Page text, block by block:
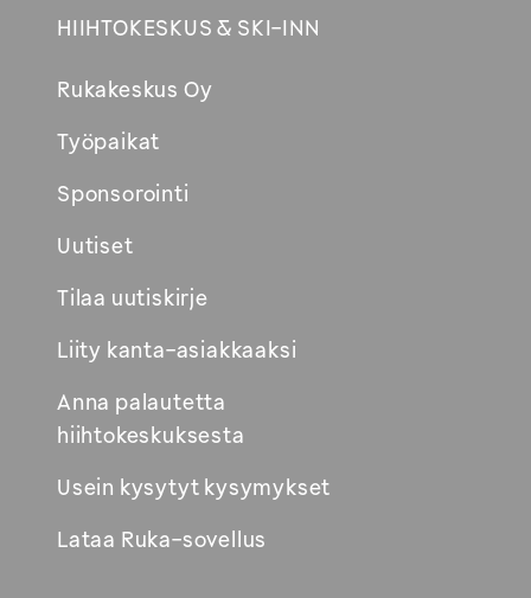
HIIHTOKESKUS & SKI-INN
Rukakeskus Oy
Työpaikat
Sponsorointi
Uutiset
Tilaa uutiskirje
Liity kanta-asiakkaaksi
Anna palautetta
hiihtokeskuksesta
Usein kysytyt kysymykset
Lataa Ruka-sovellus